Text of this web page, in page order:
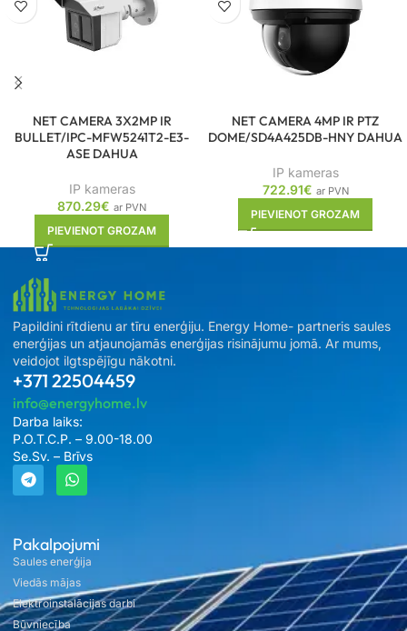
NET CAMERA 3X2MP IR
BULLET/IPC-MFW5241T2-E3-
ASE DAHUA
IP kameras
870.29€ ar PVN
PIEVIENOT GROZAM
NET CAMERA 4MP IR PTZ
DOME/SD4A425DB-HNY DAHUA
IP kameras
722.91€ ar PVN
PIEVIENOT GROZAM
Pakalpojumi
Saules enerģija
Viedās mājas
Elektroinstalācijas darbi
Būvniecība
Papildini rītdienu ar tīru enerģiju. Energy Home- partneris saules
enerģijas un atjaunojamās enerģijas risinājumu jomā. Ar mums,
veidojot ilgtspējīgu nākotni.
+371 22504459
info@energyhome.lv
Darba laiks:
P.O.T.C.P. – 9.00-18.00
Se.Sv. – Brīvs